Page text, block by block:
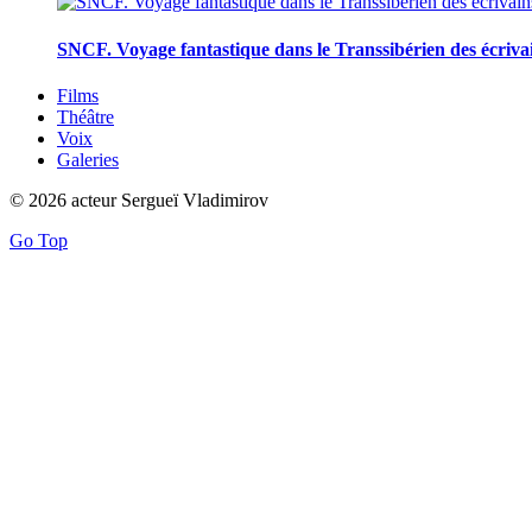
SNCF. Voyage fantastique dans le Transsibérien des
Films
Théâtre
Voix
Galeries
© 2026 acteur Sergueï Vladimirov
Go Top